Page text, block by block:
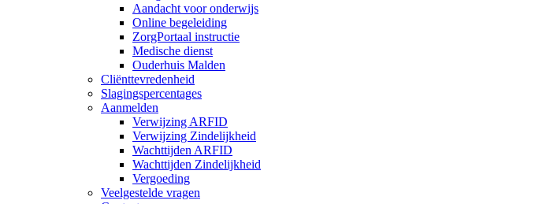
Aandacht voor onderwijs
Online begeleiding
ZorgPortaal instructie
Medische dienst
Ouderhuis Malden
Cliënttevredenheid
Slagingspercentages
Aanmelden
Verwijzing ARFID
Verwijzing Zindelijkheid
Wachttijden ARFID
Wachttijden Zindelijkheid
Vergoeding
Veelgestelde vragen